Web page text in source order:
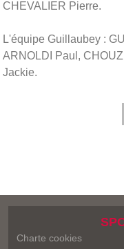
CHEVALIER Pierre.
L'équipe Guillaubey :
ARNOLDI Paul,
Jackie.
Charte cookies